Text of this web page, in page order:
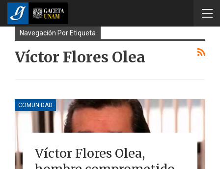
Navegación Por Etiqueta
Víctor Flores Olea
COMUNIDAD
Víctor Flores Olea,